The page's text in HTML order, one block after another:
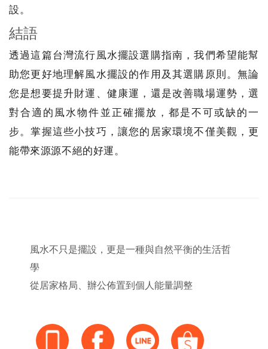
設。
結語
透過這篇台灣流行風水擺設選購指南，我們希望能幫
助您更好地理解風水擺設的作用及其選購原則。無論
您是想要提升財運、健康運，還是改善職場運勢，選
對合適的風水物件並正確擺放，都是不可或缺的一
步。掌握這些小技巧，讓您的居家環境不僅美觀，更
能帶來源源不絕的好運。
風水不只是擺設，更是一種與自然平衡的生活哲
學
從居家格局、辦公佈置到個人能量調整